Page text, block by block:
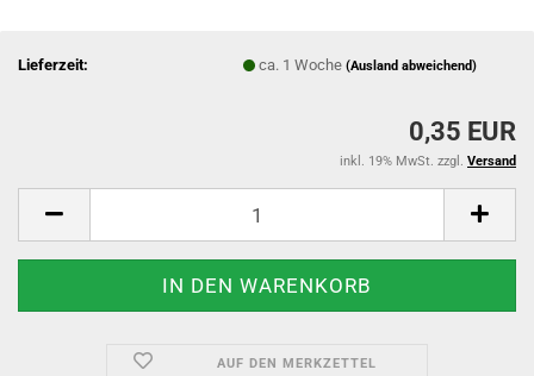
Lieferzeit: ca. 1 Woche(Ausland abweichend)
0,35 EUR
inkl. 19% MwSt. zzgl. Versand
AUF DEN MERKZETTEL